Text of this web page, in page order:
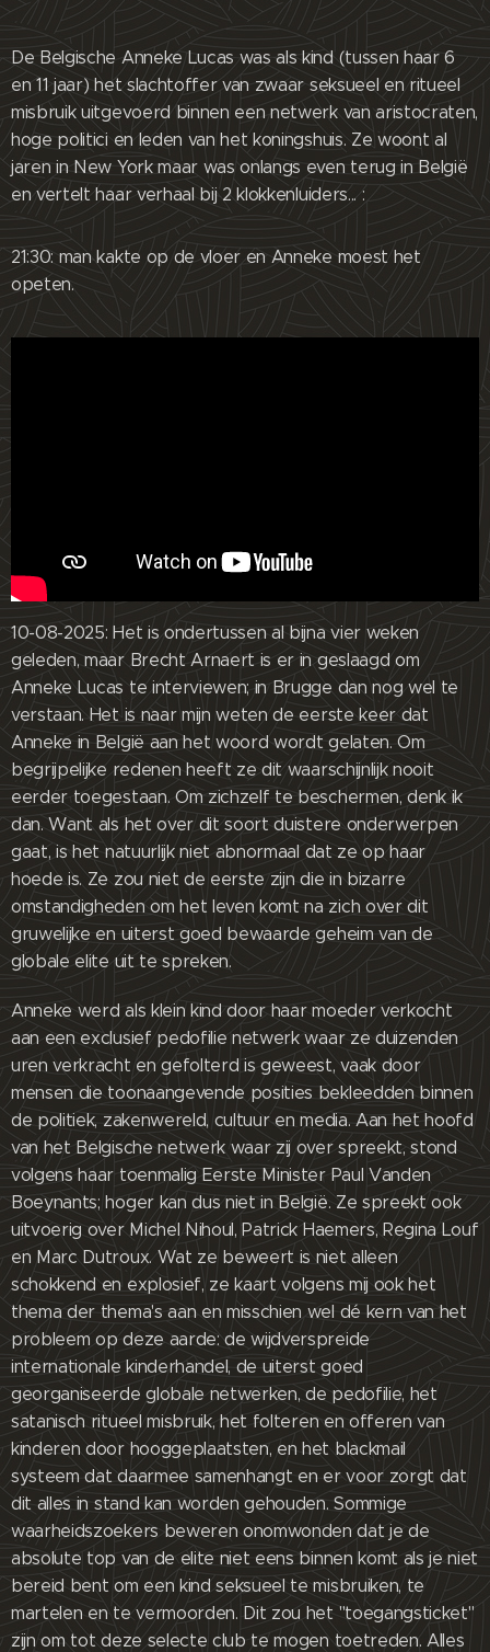
De Belgische Anneke Lucas was als kind (tussen haar 6
en 11 jaar) het slachtoffer van zwaar seksueel en ritueel
misbruik uitgevoerd binnen een netwerk van aristocraten,
hoge politici en leden van het koningshuis. Ze woont al
jaren in New York maar was onlangs even terug in België
en vertelt haar verhaal bij 2 klokkenluiders... :
21:30: man kakte op de vloer en Anneke moest het
opeten.
10-08-2025: Het is ondertussen al bijna vier weken
geleden, maar Brecht Arnaert is er in geslaagd om
Anneke Lucas te interviewen; in Brugge dan nog wel te
verstaan. Het is naar mijn weten de eerste keer dat
Anneke in België aan het woord wordt gelaten. Om
begrijpelijke redenen heeft ze dit waarschijnlijk nooit
eerder toegestaan. Om zichzelf te beschermen, denk ik
dan. Want als het over dit soort duistere onderwerpen
gaat, is het natuurlijk niet abnormaal dat ze op haar
hoede is. Ze zou niet de eerste zijn die in bizarre
omstandigheden om het leven komt na zich over dit
gruwelijke en uiterst goed bewaarde geheim van de
globale elite uit te spreken.
Anneke werd als klein kind door haar moeder verkocht
aan een exclusief pedofilie netwerk waar ze duizenden
uren verkracht en gefolterd is geweest, vaak door
mensen die toonaangevende posities bekleedden binnen
de politiek, zakenwereld, cultuur en media. Aan het hoofd
van het Belgische netwerk waar zij over spreekt, stond
volgens haar toenmalig Eerste Minister Paul Vanden
Boeynants; hoger kan dus niet in België. Ze spreekt ook
uitvoerig over Michel Nihoul, Patrick Haemers, Regina Louf
en Marc Dutroux. Wat ze beweert is niet alleen
schokkend en explosief, ze kaart volgens mij ook het
thema der thema's aan en misschien wel dé kern van het
probleem op deze aarde: de wijdverspreide
internationale kinderhandel, de uiterst goed
georganiseerde globale netwerken, de pedofilie, het
satanisch ritueel misbruik, het folteren en offeren van
kinderen door hooggeplaatsten, en het blackmail
systeem dat daarmee samenhangt en er voor zorgt dat
dit alles in stand kan worden gehouden. Sommige
waarheidszoekers beweren onomwonden dat je de
absolute top van de elite niet eens binnen komt als je niet
bereid bent om een kind seksueel te misbruiken, te
martelen en te vermoorden. Dit zou het "toegangsticket"
zijn om tot deze selecte club te mogen toetreden. Alles